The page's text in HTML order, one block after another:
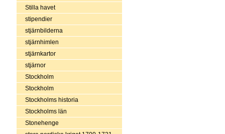
Stilla havet
stipendier
stjärnbilderna
stjärnhimlen
stjärnkartor
stjärnor
Stockholm
Stockholm
Stockholms historia
Stockholms län
Stonehenge